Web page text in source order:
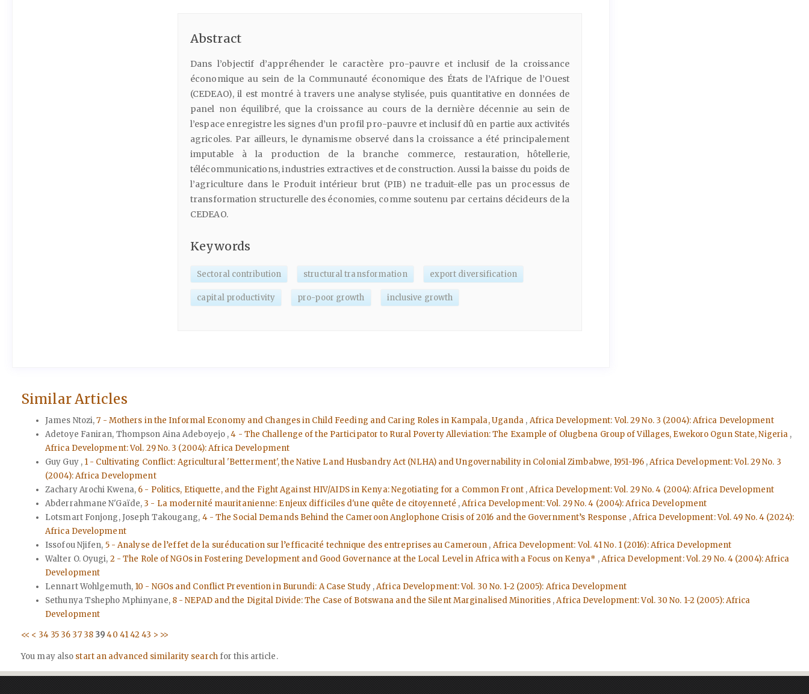
Abstract
Dans l’objectif d’appréhender le caractère pro-pauvre et inclusif de la croissance
économique au sein de la Communauté économique des États de l’Afrique de l’Ouest
(CEDEAO), il est montré à travers une analyse stylisée, puis quantitative en données de
panel non équilibré, que la croissance au cours de la dernière décennie au sein de
l’espace enregistre les signes d’un profil pro-pauvre et inclusif dû en partie aux activités
agricoles. Par ailleurs, le dynamisme observé dans la croissance a été principalement
imputable à la production de la branche commerce, restauration, hôtellerie,
télécommunications, industries extractives et de construction. Aussi la baisse du poids de
l’agriculture dans le Produit intérieur brut (PIB) ne traduit-elle pas un processus de
transformation structurelle des économies, comme soutenu par certains décideurs de la
CEDEAO.
Keywords
Sectoral contribution structural transformation export diversification
capital productivity pro-poor growth inclusive growth
Similar Articles
James Ntozi,7 - Mothers in the Informal Economy and Changes in Child Feeding and Caring Roles in Kampala, Uganda , Africa Development: Vol. 29 No. 3 (2004): Africa Development
Adetoye Faniran, Thompson Aina Adeboyejo ,4 - The Challenge of the Participator to Rural Poverty Alleviation: The Example of Olugbena Group of Villages, Ewekoro Ogun State, Nigeria ,
Africa Development: Vol. 29 No. 3 (2004): Africa Development
Guy Guy , 1 - Cultivating Conflict: Agricultural 'Betterment', the Native Land Husbandry Act (NLHA) and Ungovernability in Colonial Zimbabwe, 1951-196 ,Africa Development: Vol. 29 No. 3
(2004): Africa Development
Zachary Arochi Kwena, 6 - Politics, Etiquette, and the Fight Against HIV/AIDS in Kenya: Negotiating for a Common Front ,Africa Development: Vol. 29 No. 4 (2004): Africa Development
Abderrahmane N'Gaïde, 3 - La modernité mauritanienne: Enjeux difficiles d'une quête de citoyenneté ,Africa Development: Vol. 29 No. 4 (2004): Africa Development
Lotsmart Fonjong, Joseph Takougang, 4 - The Social Demands Behind the Cameroon Anglophone Crisis of 2016 and the Government’s Response ,Africa Development: Vol. 49 No. 4 (2024):
Africa Development
Issofou Njifen, 5 - Analyse de l’effet de la suréducation sur l’efficacité technique des entreprises au Cameroun , Africa Development: Vol. 41 No. 1 (2016): Africa Development
Walter O. Oyugi, 2 - The Role of NGOs in Fostering Development and Good Governance at the Local Level in Africa with a Focus on Kenya* ,Africa Development: Vol. 29 No. 4 (2004): Africa
Development
Lennart Wohlgemuth, 10 - NGOs and Conflict Prevention in Burundi: A Case Study ,Africa Development: Vol. 30 No. 1-2 (2005): Africa Development
Sethunya Tshepho Mphinyane, 8 - NEPAD and the Digital Divide: The Case of Botswana and the Silent Marginalised Minorities ,Africa Development: Vol. 30 No. 1-2 (2005): Africa
Development
<< < 34 35 36 37 38 39 40 4142 43 > >>
You may also start an advanced similarity searchfor this article.